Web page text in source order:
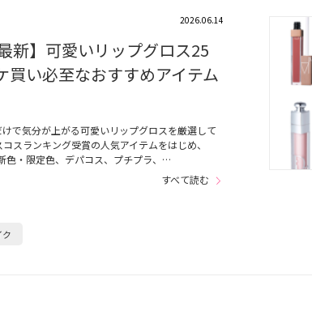
2026.06.14
最新】可愛いリップグロス25
買い必至なおすすめアイテム
で気分が上がる可愛いリップグロスを厳選して
スランキング受賞の人気アイテムをはじめ、
色・限定色、デパコス、プチプラ、…
すべて読む
ク